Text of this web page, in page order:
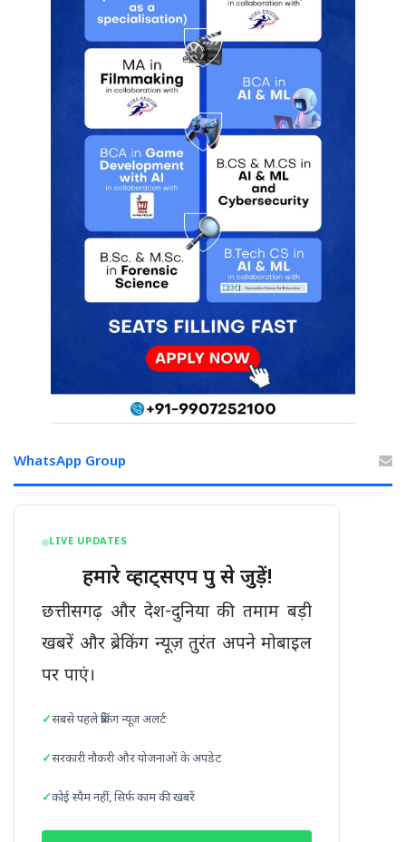
WhatsApp Group
LIVE UPDATES
हमारे व्हाट्सएप ग्रुप से जुड़ें!
छत्तीसगढ़ और देश-दुनिया की तमाम बड़ी
खबरें और ब्रेकिंग न्यूज़ तुरंत अपने मोबाइल
पर पाएं।
सबसे पहले ब्रेकिंग न्यूज़ अलर्ट
सरकारी नौकरी और योजनाओं के अपडेट
कोई स्पैम नहीं, सिर्फ काम की खबरें